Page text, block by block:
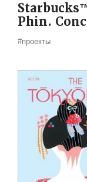
Phin.
#проекты